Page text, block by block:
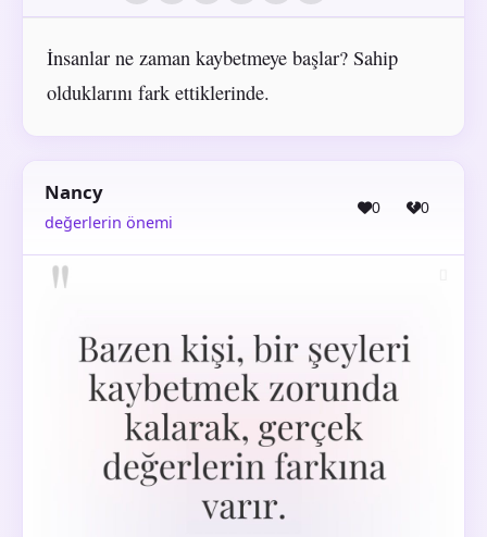
İnsanlar ne zaman kaybetmeye başlar? Sahip
olduklarını fark ettiklerinde.
Nancy
değerlerin önemi
0 0